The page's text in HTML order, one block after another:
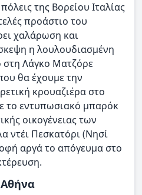
της Βορείου Ιταλίας
προάστιο του
χαλάρωση και
η λουλουδιασμένη
στη Λάγκο Ματζόρε
θα έχουμε την
κρουαζιέρα στο
το εντυπωσιακό μπαρόκ
οικογένειας των
ντέι Πεσκατόρι (Νησί
αργά το απόγευμα στο